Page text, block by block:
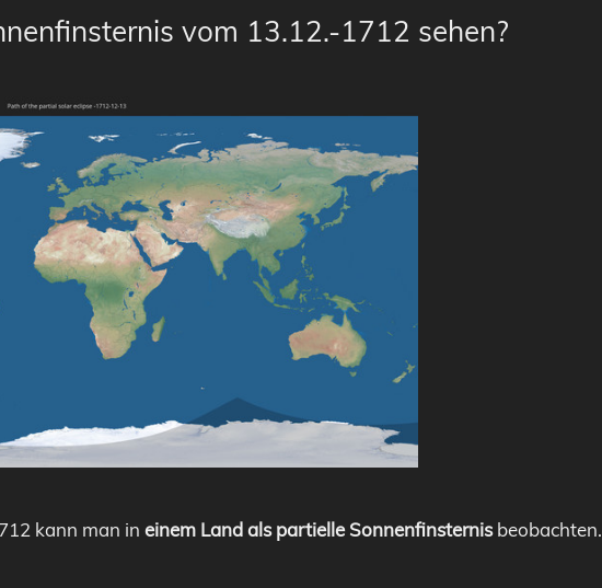
vom 13.12.-1712 sehen?
kann man in einem Land als partielle Sonnenfinsternisbeobachten.